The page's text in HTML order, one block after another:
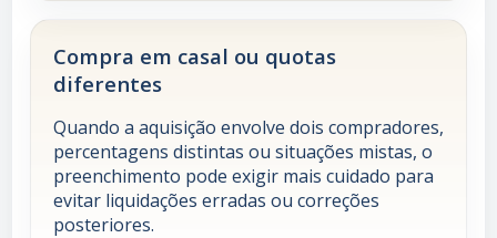
Compra em casal ou quotas
diferentes
Quando a aquisição envolve dois compradores,
percentagens distintas ou situações mistas, o
preenchimento pode exigir mais cuidado para
evitar liquidações erradas ou correções
posteriores.